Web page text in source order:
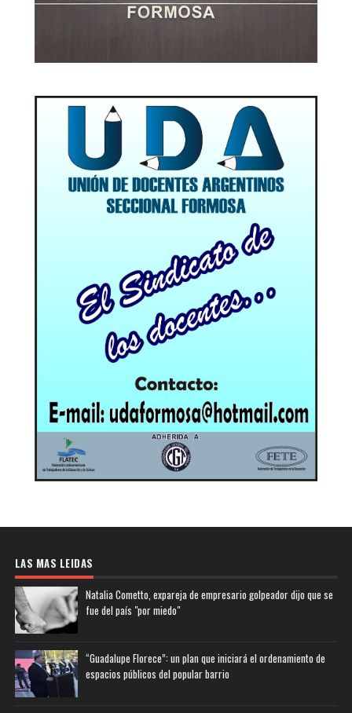
LAS MAS LEIDAS
Natalia Cometto, expareja de empresario golpeador dijo que se
fue del país "por miedo"
“Guadalupe Florece”: un plan que iniciará el ordenamiento de
espacios públicos del popular barrio